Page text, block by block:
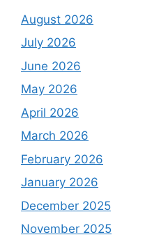
August 2026
July 2026
June 2026
May 2026
April 2026
March 2026
February 2026
January 2026
December 2025
November 2025